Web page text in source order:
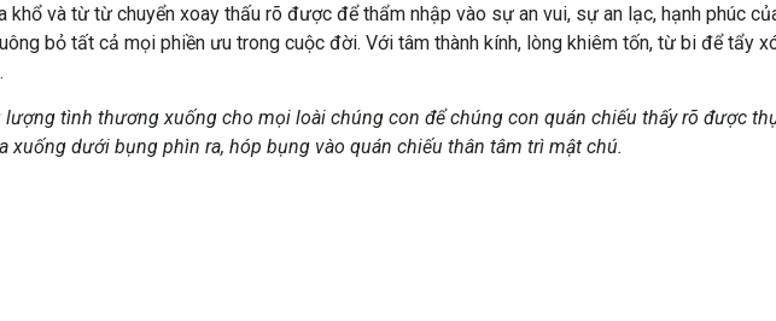
và từ từ chuyển xoay thấu rõ được để thẩm nhập vào sự an vui, sự an lạc, hạnh phúc
bỏ tất cả mọi phiền ưu trong cuộc đời. Với tâm thành kính, lòng khiêm tốn, từ bi để tẩy
tình thương xuống cho mọi loài chúng con để chúng con quán chiếu thấy rõ được
dưới bụng phìn ra, hóp bụng vào quán chiếu thân tâm trì mật chú.